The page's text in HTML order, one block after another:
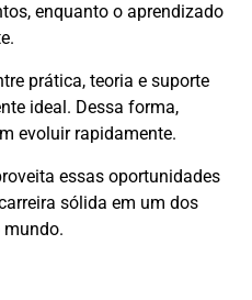
enquanto o aprendizado
prática, teoria e suporte
ideal. Dessa forma,
evoluir rapidamente.
essas oportunidades
sólida em um dos